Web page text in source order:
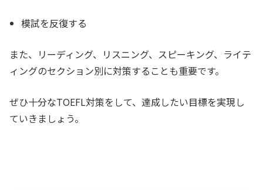
模試を反復する
また、リーディング、リスニング、スピーキング、ライテ
ィングのセクション別に対策することも重要です。
ぜひ十分なTOEFL対策をして、達成したい目標を実現し
ていきましょう。